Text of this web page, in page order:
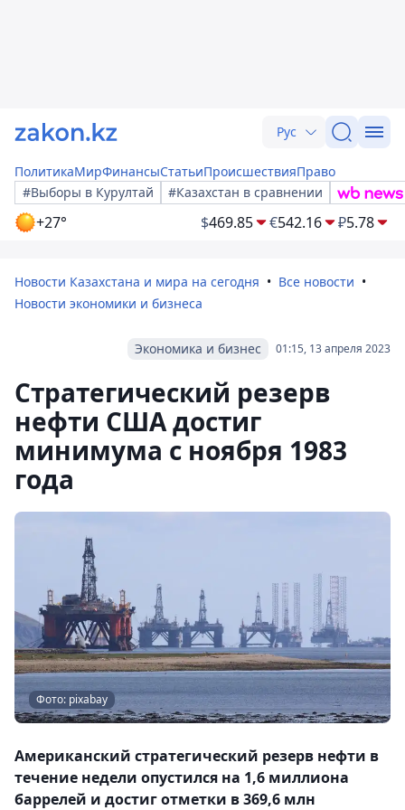
Рус
ПолитикаМирФинансыСтатьиПроисшествияПраво
#Выборы в Курултай
#Казахстан в сравнении
+27° $469.85 €542.16 ₽5.78
Новости Казахстана и мира на сегодня
Все новости
Новости экономики и бизнеса
01:15, 13 апреля 2023
Экономика и бизнес
Стратегический резерв
нефти США достиг
минимума с ноября 1983
года
Фото: pixabay
Американский стратегический резерв нефти в
течение недели опустился на 1,6 миллиона
баррелей и достиг отметки в 369,6 млн